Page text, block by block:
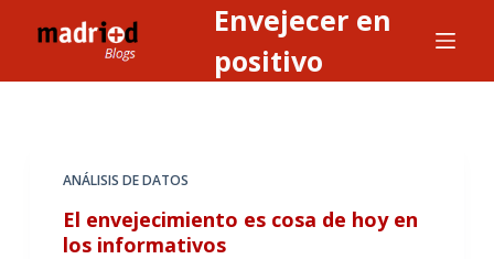
l
Envejecer en
positivo
ANÁLISIS DE DATOS
El envejecimiento es cosa de hoy en
los informativos